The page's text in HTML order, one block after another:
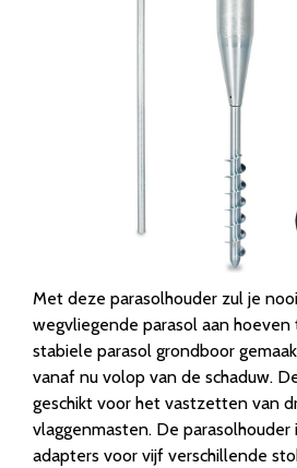
Met deze parasolhouder zul je
wegvliegende parasol aan
stabiele parasol grondboor
vanaf nu volop van de schaduw.
geschikt voor het vastzetten van
vlaggenmasten. De parasolhouder
adapters voor vijf verschillende